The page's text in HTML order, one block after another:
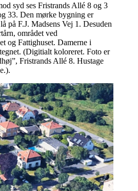
syd ses Fristrands Allé 8 og 3
33. Den mørke bygning er
på F.J. Madsens Vej 1. Desuden
området ved
og Fattighuset. Damerne i
(Digitialt koloreret. Foto er
Fristrands Allé 8. Hustage